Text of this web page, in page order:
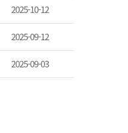
2025-10-12
2025-09-12
2025-09-03